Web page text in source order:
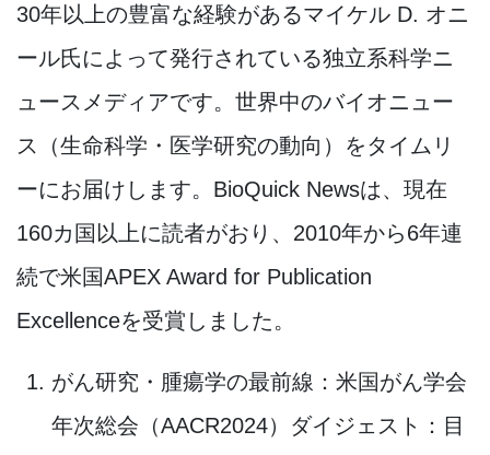
30年以上の豊富な経験があるマイケル D. オニ
ール氏によって発行されている独立系科学ニ
ュースメディアです。世界中のバイオニュー
ス（生命科学・医学研究の動向）をタイムリ
ーにお届けします。BioQuick Newsは、現在
160カ国以上に読者がおり、2010年から6年連
続で米国APEX Award for Publication
Excellenceを受賞しました。
がん研究・腫瘍学の最前線：米国がん学会
年次総会（AACR2024）ダイジェスト：目